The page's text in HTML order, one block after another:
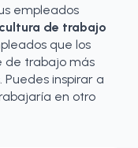
empleados
de trabajo
que los
de trabajo más
inspirar a
en otro